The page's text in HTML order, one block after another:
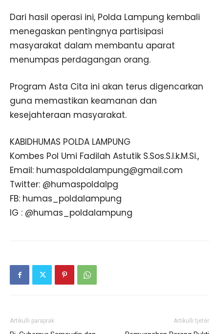
Dari hasil operasi ini, Polda Lampung kembali
menegaskan pentingnya partisipasi
masyarakat dalam membantu aparat
menumpas perdagangan orang.
Program Asta Cita ini akan terus digencarkan
guna memastikan keamanan dan
kesejahteraan masyarakat.
KABIDHUMAS POLDA LAMPUNG
Kombes Pol Umi Fadilah Astutik S.Sos.S.I.k.M.Si.,
Email: humaspoldalampung@gmail.com
Twitter: @humaspoldalpg
FB: humas_poldalampung
IG : @humas_poldalampung
Artikulli paraprak Artikulli tjetër